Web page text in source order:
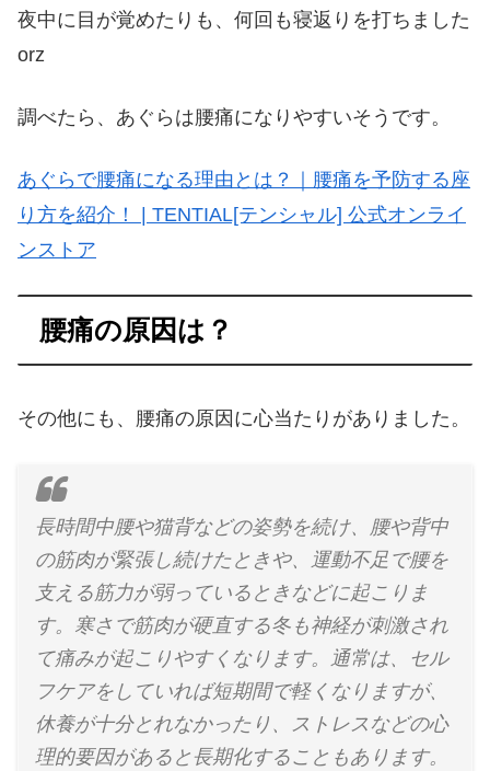
夜中に目が覚めたりも、何回も寝返りを打ちました
orz
調べたら、あぐらは腰痛になりやすいそうです。
あぐらで腰痛になる理由とは？｜腰痛を予防する座
り方を紹介！ | TENTIAL[テンシャル] 公式オンライ
ンストア
腰痛の原因は？
その他にも、腰痛の原因に心当たりがありました。
長時間中腰や猫背などの姿勢を続け、腰や背中
の筋肉が緊張し続けたときや、運動不足で腰を
支える筋力が弱っているときなどに起こりま
す。寒さで筋肉が硬直する冬も神経が刺激され
て痛みが起こりやすくなります。通常は、セル
フケアをしていれば短期間で軽くなりますが、
休養が十分とれなかったり、ストレスなどの心
理的要因があると長期化することもあります。